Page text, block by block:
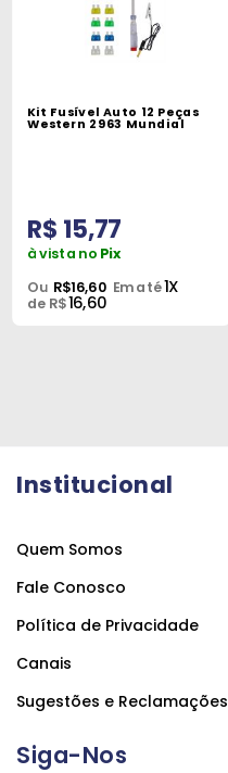
Pneumáticos
Químicos
Acessórios
Mecânica
Kit Fusível Auto 12 Peças
Western 2963 Mundial
R$ 15,77
à vista no Pix
Ou R$16,60 Em até1X
de R$16,60
Institucional
Quem Somos
Fale Conosco
Política de Privacidade
Canais
Sugestões e Reclamações
Siga-Nos